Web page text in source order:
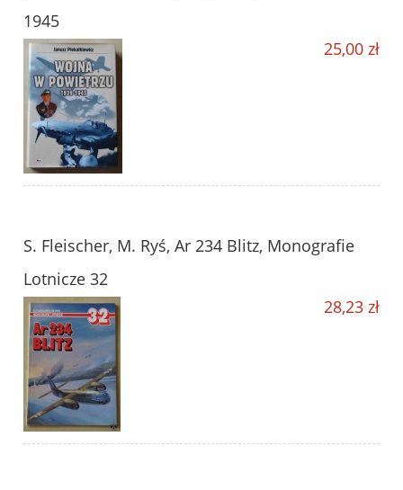
1945
25,00 zł
S. Fleischer, M. Ryś, Ar 234 Blitz, Monografie
Lotnicze 32
28,23 zł